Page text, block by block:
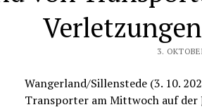
3.
Wangerland/Sillenstede (3. 10.
Transporter am Mittwoch auf der